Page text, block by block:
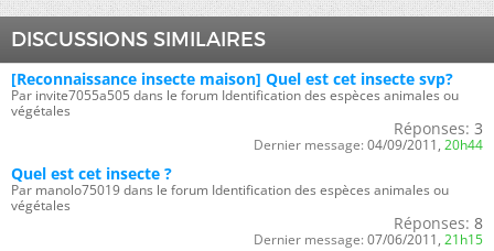
DISCUSSIONS SIMILAIRES
[Reconnaissance insecte maison] Quel est cet insecte svp?
Par invite7055a505 dans le forum Identification des espèces animales ou
végétales
Réponses: 3
Dernier message: 04/09/2011, 20h44
Quel est cet insecte ?
Par manolo75019 dans le forum Identification des espèces animales ou
végétales
Réponses: 8
Dernier message: 07/06/2011, 21h15